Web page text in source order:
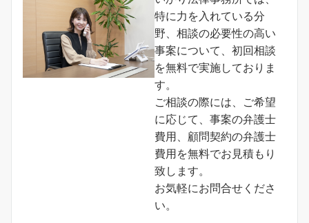
特に力を入れている分
野、相談の必要性の高い
事案について、初回相談
を無料で実施しておりま
す。
ご相談の際には、ご希望
に応じて、事案の弁護士
費用、顧問契約の弁護士
費用を無料でお見積もり
致します。
お気軽にお問合せくださ
い。